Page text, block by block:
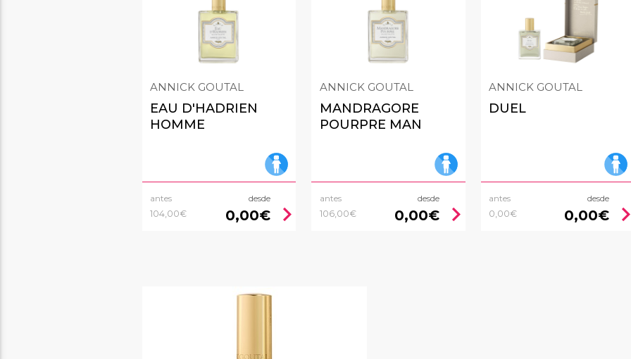
ANNICK GOUTAL
EAU D'HADRIEN
HOMME
antes
104,00€
desde
0,00€ chevron_right
ANNICK GOUTAL
MANDRAGORE
POURPRE MAN
antes
106,00€
desde
0,00€ chevron_right
ANNICK GOUTAL
DUEL
antes
0,00€
desde
0,00€